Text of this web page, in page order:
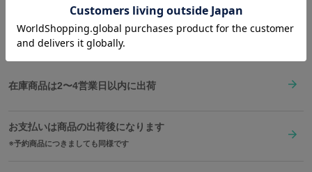
素材／ 表面：合成皮革 裏地：ポリエステル100% 金具：合金 ピック：セ
送料は全国一律1,000円。表示価格は全て税込みです。
在庫商品は2〜4営業日以内に出荷
お支払いは商品の出荷後になります
予約商品につきましても同様です